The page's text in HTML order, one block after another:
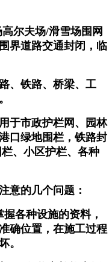
尔夫场/滑雪场围网
界道路交通封闭，临
铁路、桥梁、工
市政护栏网、园林
口绿地围栏，铁路封
、小区护栏、各种
意的几个问题：
各种设施的资料，
确位置，在施工过程
。